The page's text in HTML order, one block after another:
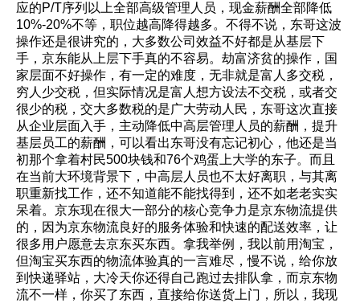
应的P/T序列以上全部高级管理人员，现金薪酬全部降低
10%-20%不等，职位越高降得越多。不得不说，东哥这波
操作还是很讲究的，大多数公司效益不好都是从基层下
手，京东能从上层下手真的不容易。劫富济贫的操作，国
家层面不好操作，有一定的难度，无非就是富人多交税，
穷人少交税，但实际情况是富人想方设法不交税，或者交
很少的税，交大多数税的是广大劳动人民，东哥这次直接
从企业层面入手，主动降低中高层管理人员的薪酬，提升
基层员工的薪酬，可以看出东哥没有忘记初心，他还是当
初那个拿着村民500块钱和76个鸡蛋上大学的东子。而且
在当前大环境背景下，中高层人员也不太好离职，与其离
职重新找工作，还不知道能不能找得到，还不如老老实实
呆着。京东现在很大一部分的核心竞争力是京东物流提供
的，因为京东物流良好的服务体验和快速的配送效率，让
很多用户愿意去京东买东西。拿我举例，我以前用淘宝，
但淘宝买东西的物流体验真的一言难尽，慢不说，给你放
到快递驿站，大冷天你还得自己跑过去排队拿，而京东物
流不一样，你买了东西，直接给你送货上门，所以，我现